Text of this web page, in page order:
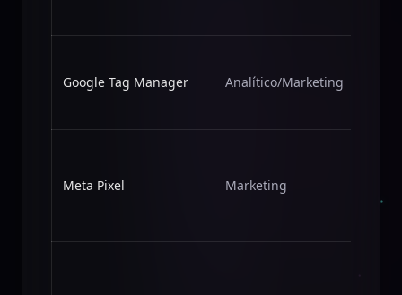
Google Tag Manager Analítico/Marketing
Meta Pixel Marketing